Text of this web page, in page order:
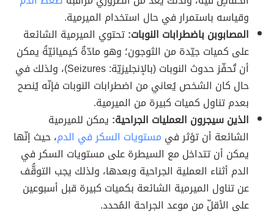
وقياسه باستمرار في حال استخدام الميرمية.
المصابوبن باضطرابات النوبات:تحتوي الميرمية الشائعة
على كميات جيّدة من الثوجون؛ وهو مادّةٌ كيميائيّةُ يمكن
أن تُحفّز حدوث النوبات (بالإنجليزيّة: Seizures)، ولذلك في
حال كان الشخص يُعاني من اضطرابات النوبات فإنّه يُنصح
بعدم تناول كميات كبيرة من الميرمية.
الذين سيجرون العمليات الجراحية: يمكن للميرمية
الشائعة أن تؤثر في مستويات السكر في الدم، حيث إنّها
يمكن أن تتداخل مع السيطرة على مستويات السكر في
الدم أثناء العملية الجراحية وبعدها، ولذلك يجب التوقُّف
عن تناول الميرمية الشائعة بكميات كبيرة قبل أسبوعين
على الأقلّ من موعد الجراحة المُحدد.